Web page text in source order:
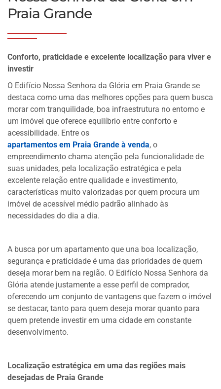
Praia Grande
Conforto, praticidade e excelente localização para viver e
investir
O Edifício Nossa Senhora da Glória em Praia Grande se
destaca como uma das melhores opções para quem busca
morar com tranquilidade, boa infraestrutura no entorno e
um imóvel que oferece equilíbrio entre conforto e
acessibilidade. Entre os
apartamentos em Praia Grande à venda, o
empreendimento chama atenção pela funcionalidade de
suas unidades, pela localização estratégica e pela
excelente relação entre qualidade e investimento,
características muito valorizadas por quem procura um
imóvel de acessível médio padrão alinhado às
necessidades do dia a dia.
A busca por um apartamento que una boa localização,
segurança e praticidade é uma das prioridades de quem
deseja morar bem na região. O Edifício Nossa Senhora da
Glória atende justamente a esse perfil de comprador,
oferecendo um conjunto de vantagens que fazem o imóvel
se destacar, tanto para quem deseja morar quanto para
quem pretende investir em uma cidade em constante
desenvolvimento.
Localização estratégica em uma das regiões mais
desejadas de Praia Grande